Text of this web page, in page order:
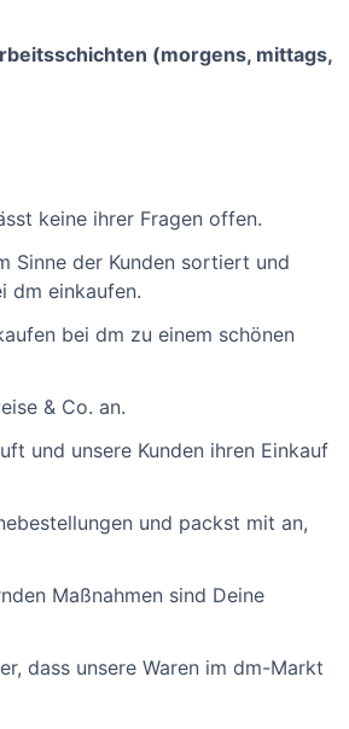
(morgens, mittags,
keine ihrer Fragen offen.
Sinne der Kunden sortiert und
dm einkaufen.
bei dm zu einem schönen
& Co. an.
und unsere Kunden ihren Einkauf
und packst mit an,
Maßnahmen sind Deine
dass unsere Waren im dm-Markt